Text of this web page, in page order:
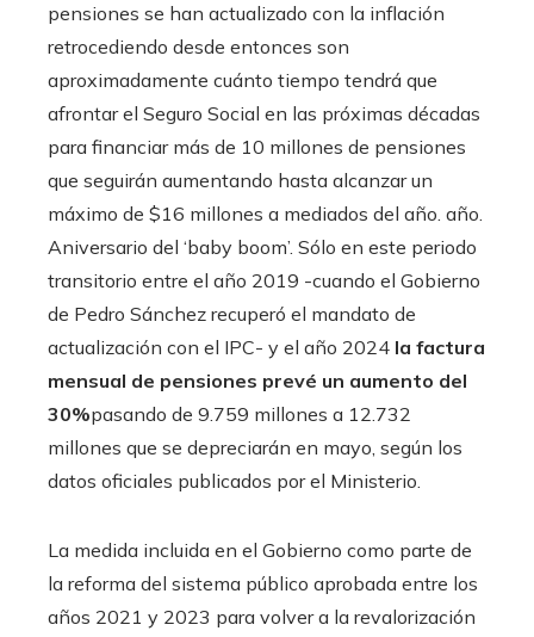
pensiones se han actualizado con la inflación
retrocediendo desde entonces son
aproximadamente cuánto tiempo tendrá que
afrontar el Seguro Social en las próximas décadas
para financiar más de 10 millones de pensiones
que seguirán aumentando hasta alcanzar un
máximo de $16 millones a mediados del año. año.
Aniversario del ‘baby boom’. Sólo en este periodo
transitorio entre el año 2019 -cuando el Gobierno
de Pedro Sánchez recuperó el mandato de
actualización con el IPC- y el año 2024 la factura
mensual de pensiones prevé un aumento del
30%pasando de 9.759 millones a 12.732
millones que se depreciarán en mayo, según los
datos oficiales publicados por el Ministerio.
La medida incluida en el Gobierno como parte de
la reforma del sistema público aprobada entre los
años 2021 y 2023 para volver a la revalorización